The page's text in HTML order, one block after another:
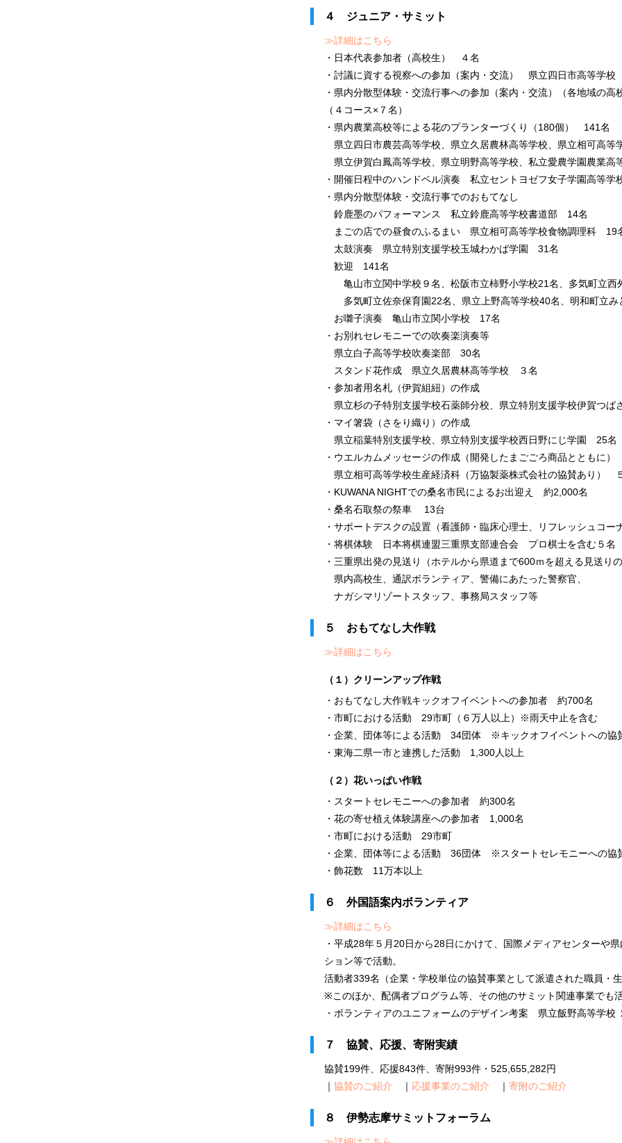
４ ジュニア・サミット
≫詳細はこちら
・日本代表参加者（高校生） ４名
・討議に資する視察への参加（案内・交流） 県立四日市高等学
・県内分散型体験・交流行事への参加（案内・交流）（各地域の
（４コース×７名）
・県内農業高校等による花のプランターづくり（180個） 141名
県立四日市農芸高等学校、県立久居農林高等学校、県立相可高等
県立伊賀白鳳高等学校、県立明野高等学校、私立愛農学園農業高
・開催日程中のハンドベル演奏 私立セントヨゼフ女子学園高等
・県内分散型体験・交流行事でのおもてなし
鈴鹿墨のパフォーマンス 私立鈴鹿高等学校書道部 14名
まごの店での昼食のふるまい 県立相可高等学校食物調理科 19
太鼓演奏 県立特別支援学校玉城わかば学園 31名
歓迎 141名
亀山市立関中学校９名、松阪市立柿野小学校21名、多気町立西
多気町立佐奈保育園22名、県立上野高等学校40名、明和町立み
お囃子演奏 亀山市立関小学校 17名
・お別れセレモニーでの吹奏楽演奏等
県立白子高等学校吹奏楽部 30名
スタンド花作成 県立久居農林高等学校 ３名
・参加者用名札（伊賀組紐）の作成
県立杉の子特別支援学校石薬師分校、県立特別支援学校伊賀つば
・マイ箸袋（さをり織り）の作成
県立稲葉特別支援学校、県立特別支援学校西日野にじ学園 25名
・ウエルカムメッセージの作成（開発したまごごろ商品とともに）
県立相可高等学校生産経済科（万協製薬株式会社の協賛あり）
・KUWANA NIGHTでの桑名市民によるお出迎え 約2,000名
・桑名石取祭の祭車 13台
・サポートデスクの設置（看護師・臨床心理士、リフレッシュコー
・将棋体験 日本将棋連盟三重県支部連合会 プロ棋士を含む５名
・三重県出発の見送り（ホテルから県道まで600ｍを超える見送り
県内高校生、通訳ボランティア、警備にあたった警察官、
ナガシマリゾートスタッフ、事務局スタッフ等
５ おもてなし大作戦
≫詳細はこちら
（１）クリーンアップ作戦
・おもてなし大作戦キックオフイベントへの参加者 約700名
・市町における活動 29市町（６万人以上）※雨天中止を含む
・企業、団体等による活動 34団体 ※キックオフイベントへの協
・東海二県一市と連携した活動 1,300人以上
（２）花いっぱい作戦
・スタートセレモニーへの参加者 約300名
・花の寄せ植え体験講座への参加者 1,000名
・市町における活動 29市町
・企業、団体等による活動 36団体 ※スタートセレモニーへの協
・飾花数 11万本以上
６ 外国語案内ボランティア
≫詳細はこちら
・平成28年５月20日から28日にかけて、国際メディアセンターや
ション等で活動。
活動者339名（企業・学校単位の協賛事業として派遣された職員・
※このほか、配偶者プログラム等、その他のサミット関連事業でも
・ボランティアのユニフォームのデザイン考案 県立飯野高等学校
７ 協賛、応援、寄附実績
協賛199件、応援843件、寄附993件・525,655,282円
｜ 協賛のご紹介 ｜ 応援事業のご紹介 ｜ 寄附のご紹介
８ 伊勢志摩サミットフォーラム